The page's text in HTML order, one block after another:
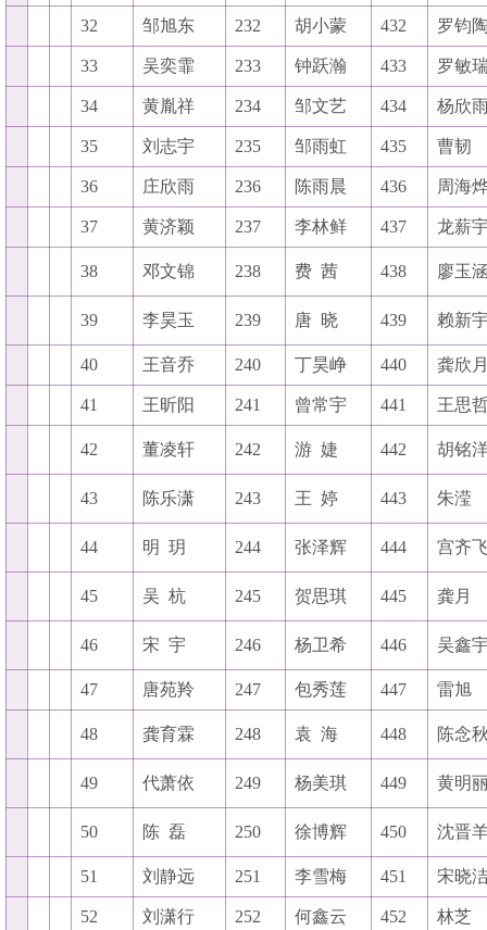
32 邹旭东 232 胡小蒙 432 罗钧
33 吴奕霏 233 钟跃瀚 433 罗敏
34 黄胤祥 234 邹文艺 434 杨欣
35 刘志宇 235 邹雨虹 435 曹韧
36 庄欣雨 236 陈雨晨 436 周海
37 黄济颖 237 李林鲜 437 龙薪
38 邓文锦 238 费 茜 438 廖玉
39 李昊玉 239 唐 晓 439 赖新
40 王音乔 240 丁昊峥 440 龚欣
41 王昕阳 241 曾常宇 441 王思
42 董凌轩 242 游 婕 442 胡铭
43 陈乐潇 243 王 婷 443 朱滢
44 明 玥 244 张泽辉 444 宫齐
45 吴 杭 245 贺思琪 445 龚月
46 宋 宇 246 杨卫希 446 吴鑫
47 唐苑羚 247 包秀莲 447 雷旭
48 龚育霖 248 袁 海 448 陈念
49 代萧依 249 杨美琪 449 黄明
50 陈 磊 250 徐博辉 450 沈晋
51 刘静远 251 李雪梅 451 宋晓
52 刘潇行 252 何鑫云 452 林芝